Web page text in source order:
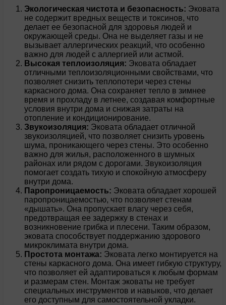
Экологическая чистота и безопасность: Эковата
не содержит вредных веществ и токсинов, что
делает ее безопасной для здоровья людей и
окружающей среды. Она не выделяет газы и не
вызывает аллергических реакций, что особенно
важно для людей с аллергией или астмой.
Высокая теплоизоляция: Эковата обладает
отличными теплоизоляционными свойствами, что
позволяет снизить теплопотери через стены
каркасного дома. Она сохраняет тепло в зимнее
время и прохладу в летнее, создавая комфортные
условия внутри дома и снижая затраты на
отопление и кондиционирование.
Звукоизоляция: Эковата обладает отличной
звукоизоляцией, что позволяет снизить уровень
шума, проникающего через стены. Это особенно
важно для жилья, расположенного в шумных
районах или рядом с дорогами. Звукоизоляция
помогает создать тихую и спокойную атмосферу
внутри дома.
Паропроницаемость: Эковата обладает хорошей
паропроницаемостью, что позволяет стенам
«дышать». Она пропускает влагу через себя,
предотвращая ее задержку в стенах и
возникновение грибка и плесени. Таким образом,
эковата способствует поддержанию здорового
микроклимата внутри дома.
Простота монтажа: Эковата легко монтируется на
стены каркасного дома. Она имеет гибкую структуру,
что позволяет ей адаптироваться к любым формам
и размерам стен. Монтаж эковаты не требует
специальных инструментов и навыков, что делает
его доступным для самостоятельной укладки.